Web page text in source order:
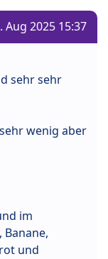
Aug 2025 15:37
sehr sehr
wenig aber
im
Banane,
und